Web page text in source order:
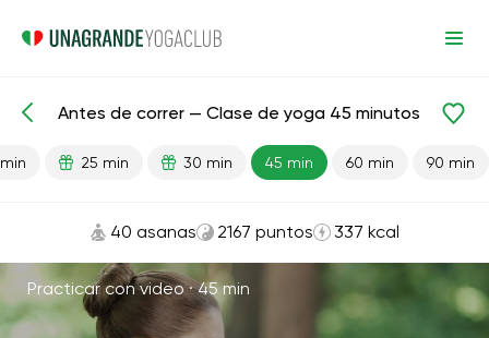
Lecciones preparadas Deporte Correr
Antes de correr — Clase de yoga 45 minutos
25 min 30 min 45 min 60 min 90 min
40 asanas 2167 puntos 337 kcal
Practicar con video ·45 min